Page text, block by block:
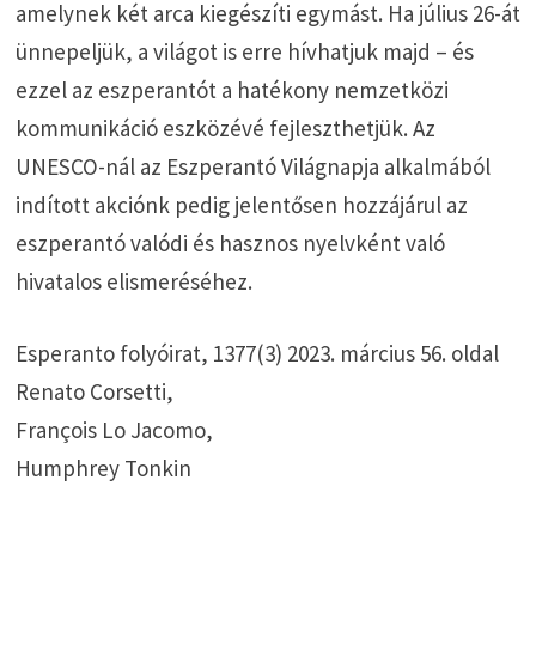
amelynek két arca kiegészíti egymást. Ha július 26-át
ünnepeljük, a világot is erre hívhatjuk majd – és
ezzel az eszperantót a hatékony nemzetközi
kommunikáció eszközévé fejleszthetjük. Az
UNESCO-nál az Eszperantó Világnapja alkalmából
indított akciónk pedig jelentősen hozzájárul az
eszperantó valódi és hasznos nyelvként való
hivatalos elismeréséhez.
Esperanto folyóirat, 1377(3) 2023. március 56. oldal
Renato Corsetti,
François Lo Jacomo,
Humphrey Tonkin